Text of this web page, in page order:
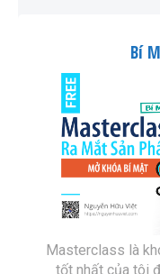
Bí
Masterclass là
tốt nhất của tôi